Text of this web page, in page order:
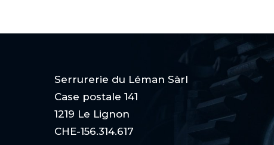
Serrurerie du Léman Sàrl
Case postale 141
1219 Le Lignon
CHE-156.314.617